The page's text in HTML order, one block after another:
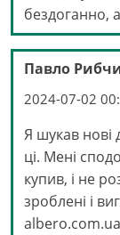
бездоганно,
Павло
2024-07-02
Я шукав нові
ці. Мені
купив, і не
зроблені і